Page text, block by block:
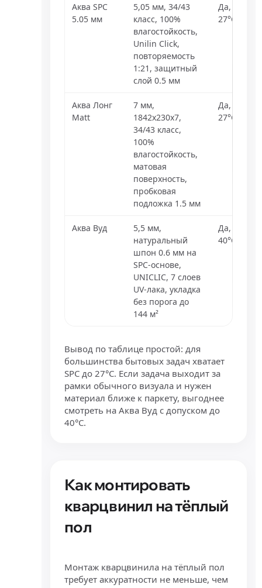
Аква SPC
5.05 мм
5,05 мм, 34/43
класс, 100%
влагостойкость,
Unilin Click,
повторяемость
1:21, защитный
слой 0.5 мм
Да, до
27°C
Аква Лонг
Matt
7 мм,
1842x230x7,
34/43 класс,
100%
влагостойкость,
матовая
поверхность,
пробковая
подложка 1.5 мм
Да, до
27°C
Аква Вуд
5,5 мм,
натуральный
шпон 0.6 мм на
SPC-основе,
UNICLIC, 7 слоев
UV-лака, укладка
без порога до
144 м²
Да, до
40°C
Вывод по таблице простой: для
большинства бытовых задач хватает
SPC до 27°C. Если задача выходит за
рамки обычного визуала и нужен
материал ближе к паркету, выгоднее
смотреть на Аква Вуд с допуском до
40°C.
Как монтировать
кварцвинил на тёплый
пол
Монтаж кварцвинила на тёплый пол
требует аккуратности не меньше, чем